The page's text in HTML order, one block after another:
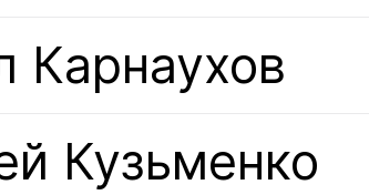
Карнаухов
Кузьменко